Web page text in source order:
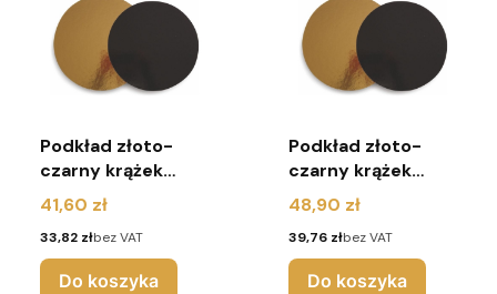
Podkład złoto-
czarny krążek
2400G r.28
(pakiet 10 sztuk)
Cena
41,60 zł
Cena
33,82 złbez VAT
Do koszyka
Podkład złoto-
czarny krążek
2400G r.30
(pakiet 10 sztuk)
Cena
48,90 zł
Cena
39,76 złbez VAT
Do koszyka